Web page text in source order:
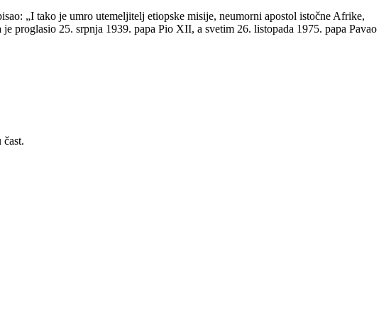
„I tako je umro utemeljitelj etiopske misije, neumorni apostol istočne Afrike,
proglasio 25. srpnja 1939. papa Pio XII, a svetim 26. listopada 1975. papa Pavao
čast.